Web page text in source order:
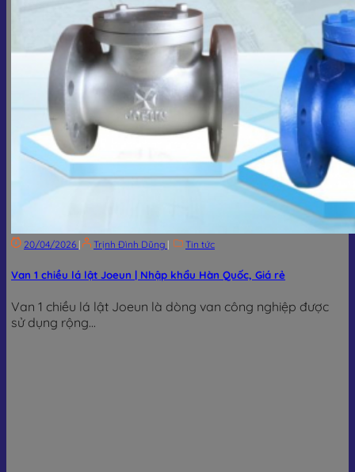
20/04/2026 | Trịnh Đình Dũng | Tin tức
Van 1 chiều lá lật Joeun | Nhập khẩu Hàn Quốc, Giá rẻ
Van 1 chiều lá lật Joeun là dòng van công nghiệp được
sử dụng rộng...